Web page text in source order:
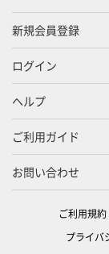
新規会員登録
ログイン
ヘルプ
ご利用ガイド
お問い合わせ
ご利用規約
プライバ